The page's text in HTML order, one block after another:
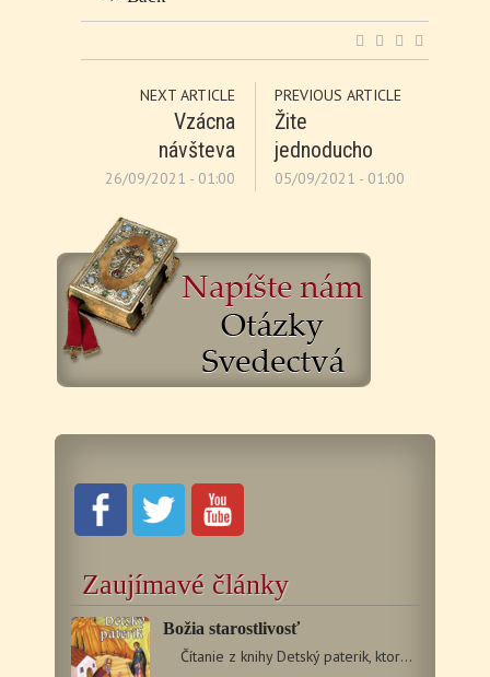
NEXT ARTICLE
Vzácna
návšteva
26/09/2021 - 01:00
PREVIOUS ARTICLE
Žite
jednoducho
05/09/2021 - 01:00
Zaujímavé články
Božia starostlivosť
Čítanie z knihy Detský paterik, ktoré odvysielalo…